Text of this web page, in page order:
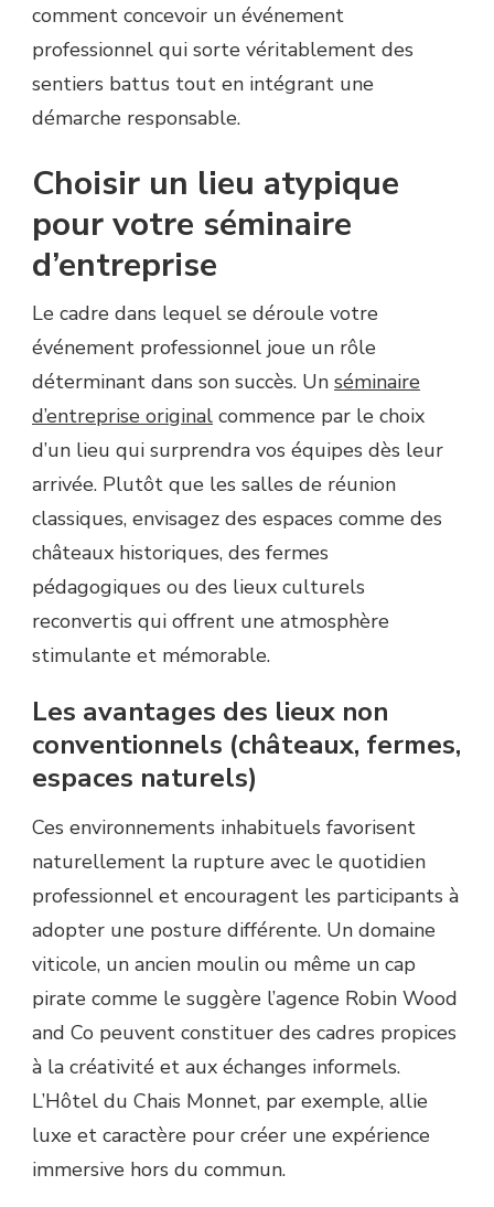
comment concevoir un événement
professionnel qui sorte véritablement des
sentiers battus tout en intégrant une
démarche responsable.
Choisir un lieu atypique
pour votre séminaire
d’entreprise
Le cadre dans lequel se déroule votre
événement professionnel joue un rôle
déterminant dans son succès. Un séminaire
d’entreprise original commence par le choix
d’un lieu qui surprendra vos équipes dès leur
arrivée. Plutôt que les salles de réunion
classiques, envisagez des espaces comme des
châteaux historiques, des fermes
pédagogiques ou des lieux culturels
reconvertis qui offrent une atmosphère
stimulante et mémorable.
Les avantages des lieux non
conventionnels (châteaux, fermes,
espaces naturels)
Ces environnements inhabituels favorisent
naturellement la rupture avec le quotidien
professionnel et encouragent les participants à
adopter une posture différente. Un domaine
viticole, un ancien moulin ou même un cap
pirate comme le suggère l’agence Robin Wood
and Co peuvent constituer des cadres propices
à la créativité et aux échanges informels.
L’Hôtel du Chais Monnet, par exemple, allie
luxe et caractère pour créer une expérience
immersive hors du commun.